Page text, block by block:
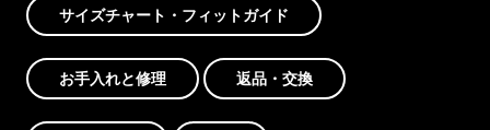
サイズチャート・フィットガイド
お手入れと修理 返品・交換